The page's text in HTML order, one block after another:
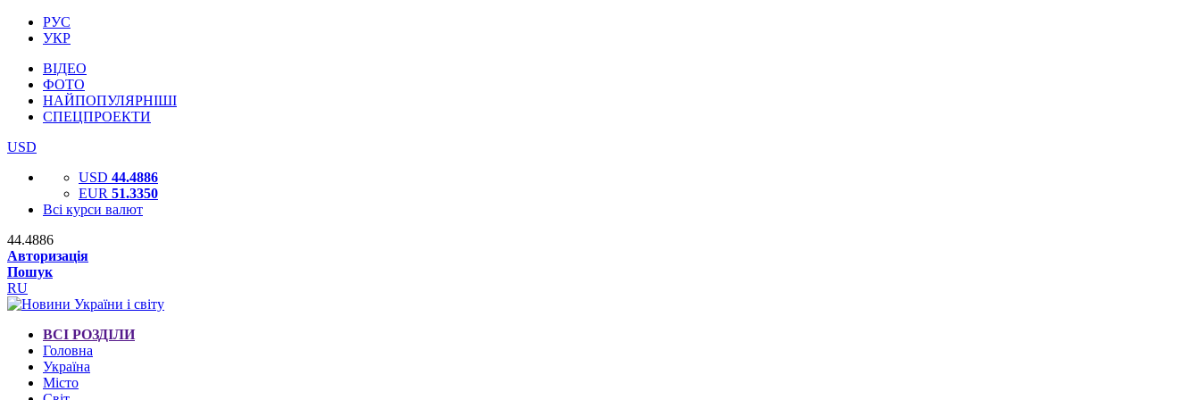
РУС
УКР
ВІДЕО
ФОТО
НАЙПОПУЛЯРНІШІ
СПЕЦПРОЕКТИ
USD
USD 44.4886
EUR 51.3350
Всі курси валют
44.4886
Авторизація
Пошук
RU
ВСІ РОЗДІЛИ
Головна
Україна
Місто